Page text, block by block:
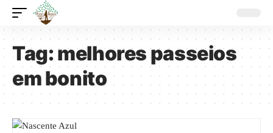
Tag:melhores passeios
em bonito